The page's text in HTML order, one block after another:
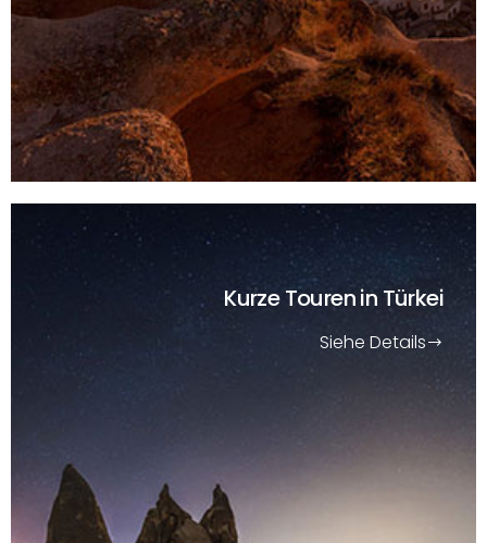
Kurze Tourenin Türkei
Siehe Details